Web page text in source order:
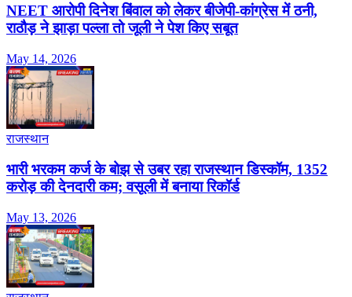
NEET आरोपी दिनेश बिंवाल को लेकर बीजेपी-कांग्रेस में ठनी,
राठौड़ ने झाड़ा पल्ला तो जूली ने पेश किए सबूत
May 14, 2026
राजस्थान
भारी भरकम कर्ज के बोझ से उबर रहा राजस्थान डिस्कॉम, 1352
करोड़ की देनदारी कम; वसूली में बनाया रिकॉर्ड
May 13, 2026